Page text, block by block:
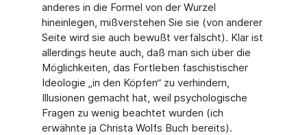
anderes in die Formel von der Wurzel
hineinlegen, mißverstehen Sie sie (von anderer
Seite wird sie auch bewußt verfälscht). Klar ist
allerdings heute auch, daß man sich über die
Möglichkeiten, das Fortleben faschistischer
Ideologie „in den Köpfen“ zu verhindern,
Illusionen gemacht hat, weil psychologische
Fragen zu wenig beachtet wurden (ich
erwähnte ja Christa Wolfs Buch bereits).